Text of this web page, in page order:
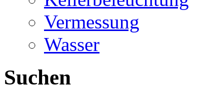
Vermessung
Wasser
Suchen